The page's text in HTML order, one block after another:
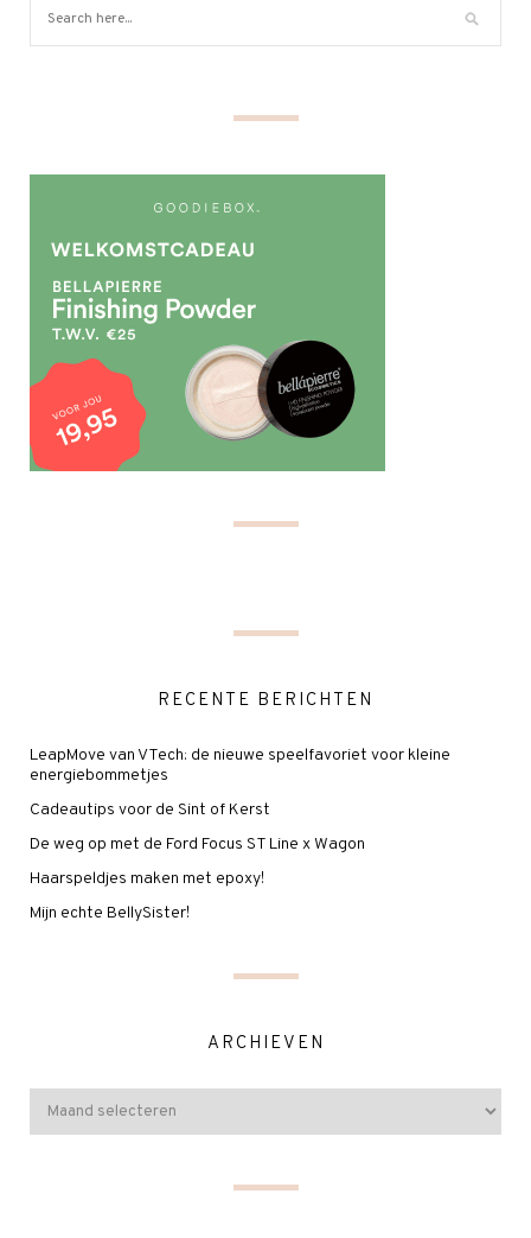
RECENTE BERICHTEN
LeapMove van VTech: de nieuwe speelfavoriet voor kleine
energiebommetjes
Cadeautips voor de Sint of Kerst
De weg op met de Ford Focus ST Line x Wagon
Haarspeldjes maken met epoxy!
Mijn echte BellySister!
ARCHIEVEN